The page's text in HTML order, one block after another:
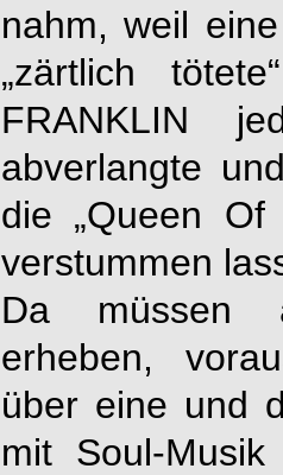
nahm, weil
„zärtlich
FRANKLIN
abverlangte
die „Queen
verstummen
Da müssen
erheben,
über eine und
mit Soul-